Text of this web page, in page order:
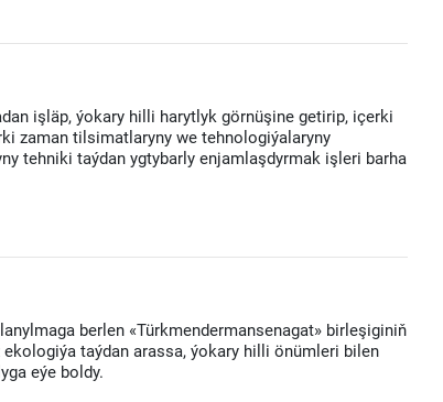
işläp, ýokary hilli harytlyk görnüşine getirip, içerki
zaman tilsimatlaryny we tehnologiýalaryny
tehniki taýdan ygtybarly enjamlaşdyrmak işleri barha
berlen «Türkmendermansenagat» birleşiginiň
taýdan arassa, ýokary hilli önümleri bilen
eýe boldy.